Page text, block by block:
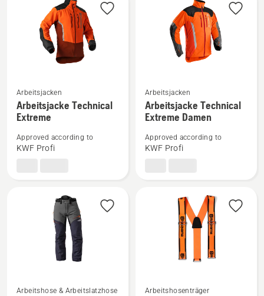
Mehr
Details
zu
Arbeitsjacke
Technical
Arbeitsjacken
Arbeitsjacke Technical
Extreme
Approved according to
KWF Profi
Mehr
Details
zu
Arbeitsjacke
Technical
Arbeitsjacken
Arbeitsjacke Technical
Extreme Damen
Approved according to
KWF Profi
Mehr
Arbeitshose & Arbeitslatzhose
Mehr
Arbeitshosenträger